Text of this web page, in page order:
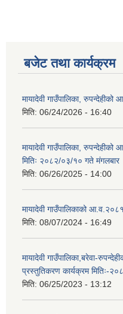
बजेट तथा कार्यक्रम
मायादेवी गाउँपालिका,
मिति: 06/24/2026 - 16:40
मायादेवी गाउँपालिका,
मितिः २०८२/०३/१० गते मंगलबार
मिति: 06/26/2025 - 14:00
मायादेवी गाउँपालिकाको
मिति: 08/07/2024 - 16:49
मायादेवी गाउँपालिका,बरेवा-
प्रस्तुतिकरण कार्यक्रम मितिः-
मिति: 06/25/2023 - 13:12